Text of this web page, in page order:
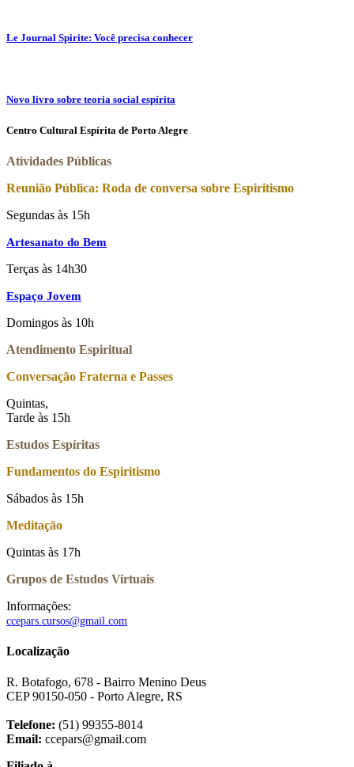
Le Journal Spirite: Você precisa conhecer
Novo livro sobre teoria social espírita
Centro Cultural Espírita de Porto Alegre
Atividades Públicas
Reunião Pública: Roda de conversa sobre Espiritismo
Segundas às 15h
Artesanato do Bem
Terças às 14h30
Espaço Jovem
Domingos às 10h
Atendimento Espiritual
Conversação Fraterna e Passes
Quintas,
Tarde às 15h
Estudos Espíritas
Fundamentos do Espiritismo
Sábados às 15h
Meditação
Quintas às 17h
Grupos de Estudos Virtuais
Informações:
ccepars.cursos@gmail.com
Localização
R. Botafogo, 678 - Bairro Menino Deus
CEP 90150-050 - Porto Alegre, RS
Telefone: (51) 99355-8014
Email: ccepars@gmail.com